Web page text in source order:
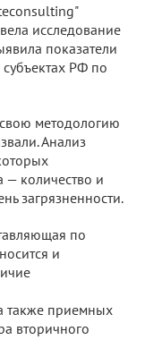
исследование
показатели
РФ по
методологию
Анализ
— количество и
загрязненности.
по
и
также приемных
вторичного